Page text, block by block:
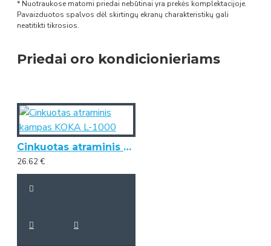
* Nuotraukose matomi priedai nebūtinai yra prekės komplektacijoje.
Pavaizduotos spalvos dėl skirtingų ekranų charakteristikų gali
neatitikti tikrosios.
Priedai oro kondicionieriams
Cinkuotas atraminis kampas KOKA L-1000
26.62 €